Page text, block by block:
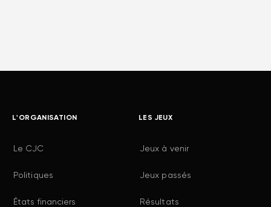
L'ORGANISATION
Le CJC
Politiques
États financiers
LES JEUX
Jeux à venir
Jeux passés
Résultats